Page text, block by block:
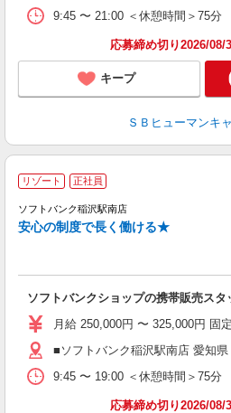
9:45 〜 21:00 ＜休憩時間＞75分
応募締め切り2026/08/
キープ
ＳＢヒューマンキ
リゾート 正社員
ソフトバンク稲沢駅南店
安心の制度で長く働ける★
ソフトバンクショップの携帯販売スタ
月給 250,000円 〜 325,000円 固
■ソフトバンク稲沢駅南店 愛知
9:45 〜 19:00 ＜休憩時間＞75分
応募締め切り2026/08/